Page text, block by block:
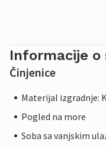
Informacije o
Činjenice
Materijal izgradnje:
Pogled na more
Soba sa vanjskim